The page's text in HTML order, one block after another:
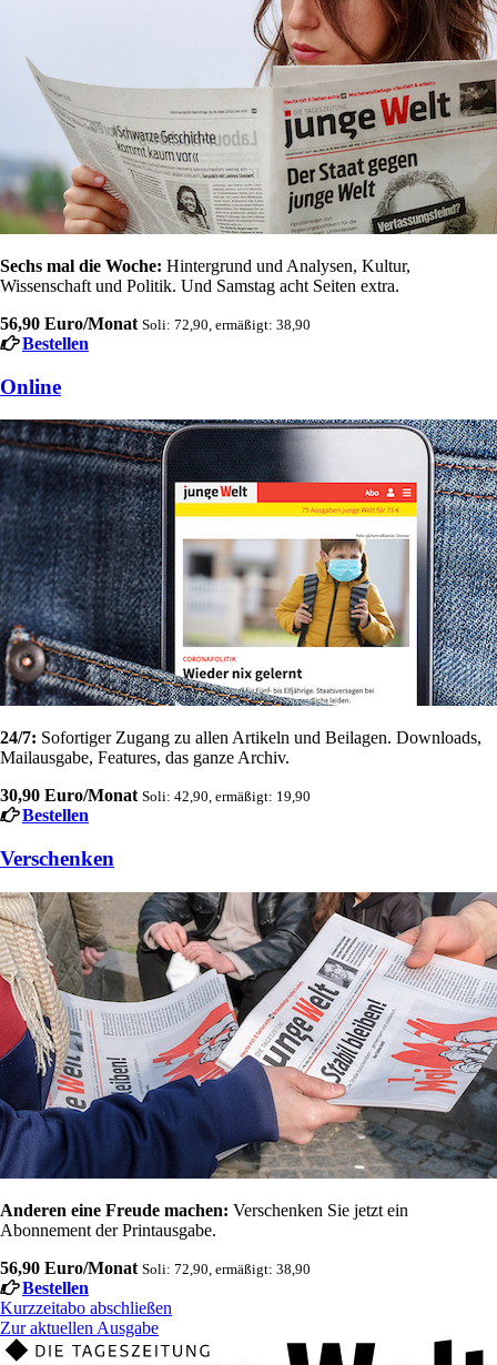
Sechs mal die Woche: Hintergrund und Analysen, Kultur,
Wissenschaft und Politik. Und Samstag acht Seiten extra.
56,90 Euro/Monat Soli: 72,90, ermäßigt: 38,90
Bestellen
Online
24/7: Sofortiger Zugang zu allen Artikeln und Beilagen. Downloads,
Mailausgabe, Features, das ganze Archiv.
30,90 Euro/Monat Soli: 42,90, ermäßigt: 19,90
Bestellen
Verschenken
Anderen eine Freude machen: Verschenken Sie jetzt ein
Abonnement der Printausgabe.
56,90 Euro/Monat Soli: 72,90, ermäßigt: 38,90
Bestellen
Kurzzeitabo abschließen
Zur aktuellen Ausgabe